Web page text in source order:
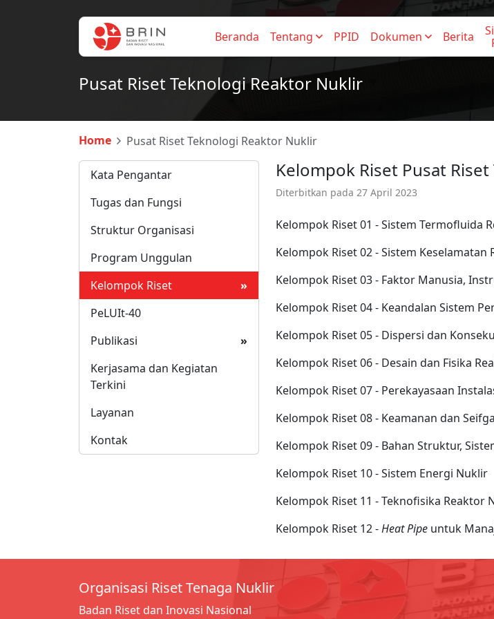
Beranda Tentang PPID Dokumen Berita
Pusat Riset Teknologi Reaktor Nuklir
Home Pusat Riset Teknologi Reaktor Nuklir
Kata Pengantar
Tugas dan Fungsi
Struktur Organisasi
Program Unggulan
Kelompok Riset
»
PeLUIt-40
Publikasi
»
Kerjasama dan Kegiatan
Terkini
Layanan
Kontak
Kelompok Riset Pusat
Diterbitkan pada 27 April 2023
Kelompok Riset 01 - Sistem Termofluida
Kelompok Riset 02 - Sistem Keselamatan
Kelompok Riset 03 - Faktor Manusia,
Kelompok Riset 04 - Keandalan Sistem
Kelompok Riset 05 - Dispersi dan
Kelompok Riset 06 - Desain dan Fisika
Kelompok Riset 07 - Perekayasaan
Kelompok Riset 08 - Keamanan dan
Kelompok Riset 09 - Bahan Struktur,
Kelompok Riset 10 - Sistem Energi Nuklir
Kelompok Riset 11 - Teknofisika Reaktor
Kelompok Riset 12 -Heat Pipe untuk
Organisasi Riset Tenaga Nuklir
Badan Riset dan Inovasi Nasional